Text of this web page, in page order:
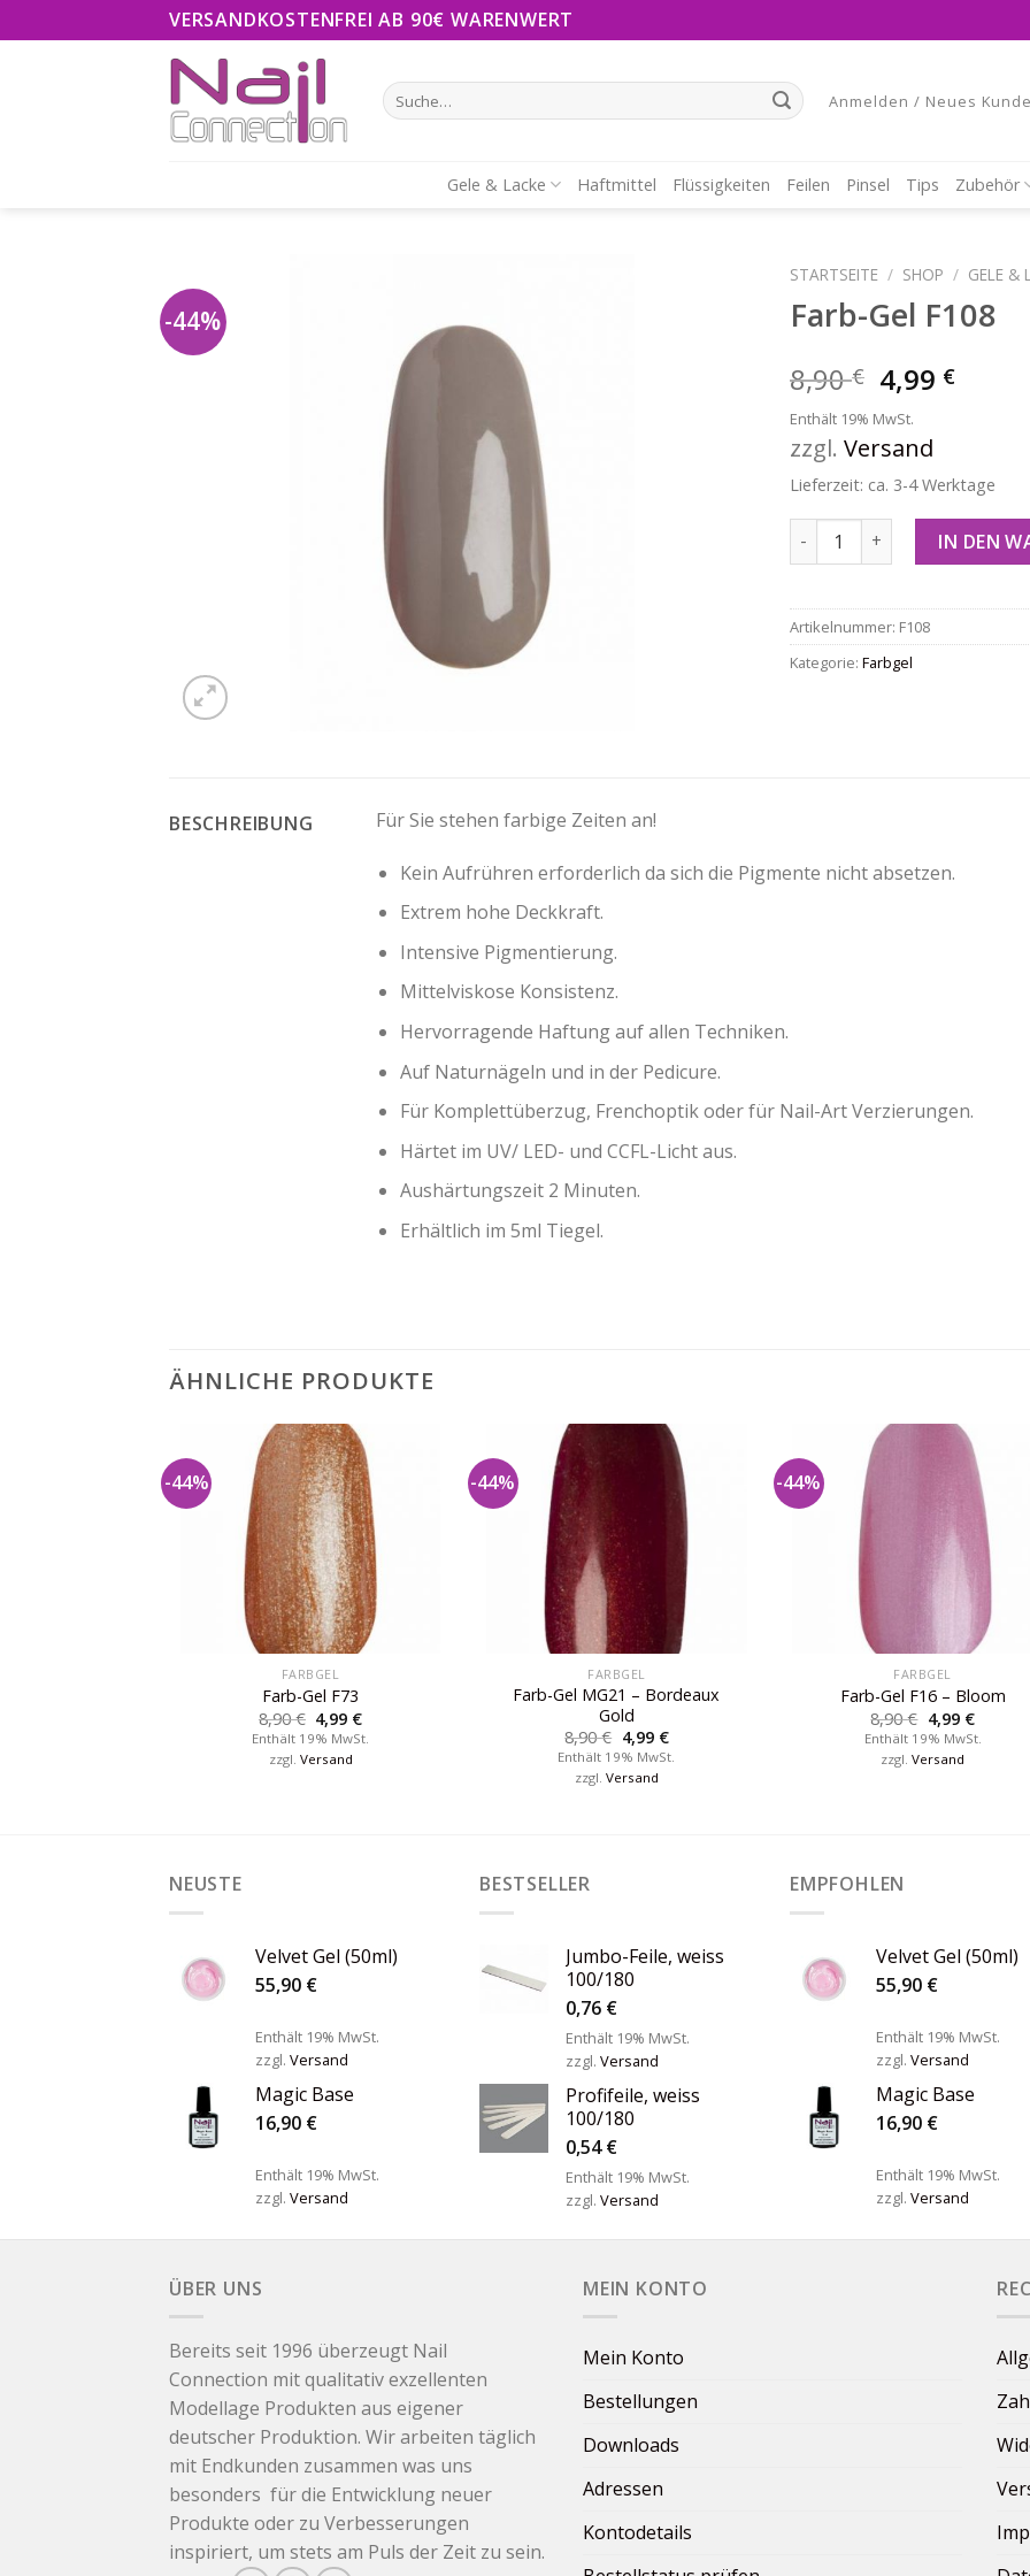
to
VERSANDKOSTENFREI AB 90€ WARENWERT
Suche
nach:
Anmelden / Neues
Gele & Lacke Haftmittel Flüssigkeiten Feilen Pinsel Tips Zubehör
-44%
STARTSEITE / SHOP / GELE &
Farb-Gel F108
8,90€ 4,99 €
Enthält 19% MwSt.
zzgl. Versand
Lieferzeit: ca. 3-4 Werktage
Farb-Gel F108 MengeIN DEN
Artikelnummer: F108
Kategorie: Farbgel
BESCHREIBUNG Für Sie stehen farbige Zeiten an!
Kein Aufrühren erforderlich da sich die Pigmente nicht absetzen.
Extrem hohe Deckkraft.
Intensive Pigmentierung.
Mittelviskose Konsistenz.
Hervorragende Haftung auf allen Techniken.
Auf Naturnägeln und in der Pedicure.
Für Komplettüberzug, Frenchoptik oder für Nail-Art Verzierungen.
Härtet im UV/ LED- und CCFL-Licht aus.
Aushärtungszeit 2 Minuten.
Erhältlich im 5ml Tiegel.
ÄHNLICHE PRODUKTE
-44%
FARBGEL
Farb-Gel F73
8,90€ 4,99 €
Enthält 19% MwSt.
zzgl. Versand
-44%
FARBGEL
Farb-Gel MG21 – Bordeaux
Gold
8,90€ 4,99 €
Enthält 19% MwSt.
zzgl. Versand
-44%
FARBGEL
Farb-Gel F16 – Bloom
8,90€ 4,99 €
Enthält 19% MwSt.
zzgl.Versand
NEUSTE
Velvet Gel (50ml)
55,90 €
Enthält 19% MwSt.
zzgl. Versand
Magic Base
16,90 €
Enthält 19% MwSt.
zzgl. Versand
BESTSELLER
Jumbo-Feile, weiss
100/180
0,76 €
Enthält 19% MwSt.
zzgl. Versand
Profifeile, weiss
100/180
0,54€
Enthält 19% MwSt.
zzgl. Versand
EMPFOHLEN
Velvet Gel (50ml)
55,90 €
Enthält 19% MwSt.
zzgl. Versand
Magic Base
16,90 €
Enthält 19% MwSt.
zzgl. Versand
ÜBER UNS
Bereits seit 1996 überzeugt Nail
Connection mit qualitativ exzellenten
Modellage Produkten aus eigener
deutscher Produktion. Wir arbeiten täglich
mit Endkunden zusammen was uns
besonders für die Entwicklung neuer
Produkte oder zu Verbesserungen
inspiriert, um stets am Puls der Zeit zu sein.
MEIN KONTO
Mein Konto
Bestellungen
Downloads
Adressen
Kontodetails